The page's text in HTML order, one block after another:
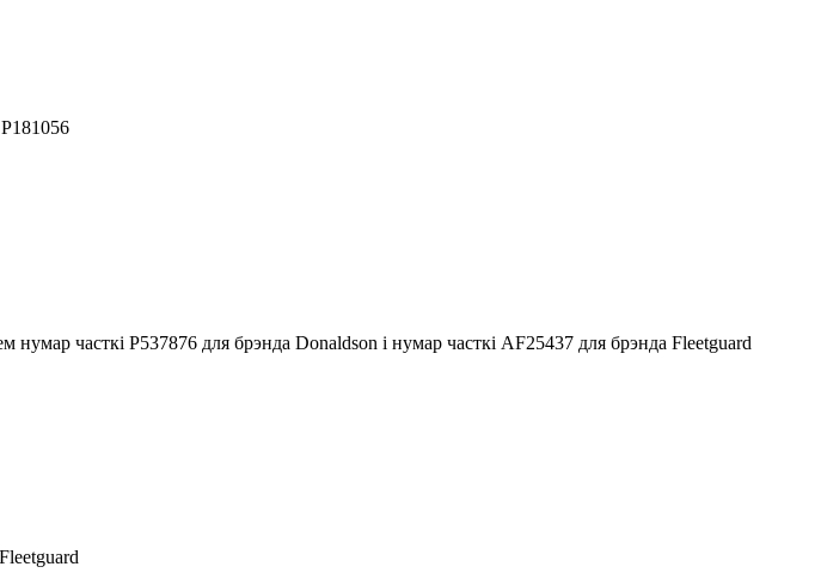
часткі P537876 для брэнда Donaldson і нумар часткі AF25437 для брэнда Fleetguard